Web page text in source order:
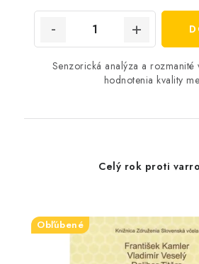
Senzorická analýza a rozmanité
hodnotenia kvality
Celý rok proti
Obľúbené